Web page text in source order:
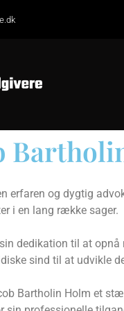
erfaren og dygtig
i en lang række sager.
dedikation til at
sind til at udvikle
Bartholin Holm et